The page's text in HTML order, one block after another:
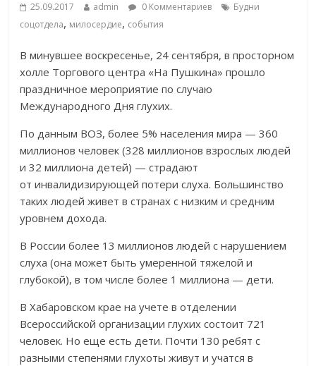
25.09.2017 admin 0 Комментариев
Будни
соцотдела, милосердие, события
В минувшее воскресенье, 24 сентября, в просторном
холле Торгового центра «На Пушкина» прошло
праздничное мероприятие по случаю
Международного Дня глухих.
По данным ВОЗ, более 5% населения мира — 360
миллионов человек (328 миллионов взрослых людей
и 32 миллиона детей) — страдают
от инвалидизирующей потери слуха. Большинство
таких людей живет в странах с низким и средним
уровнем дохода.
В России более 13 миллионов людей с нарушением
слуха (она может быть умеренной тяжелой и
глубокой), в том числе более 1 миллиона — дети.
В Хабаровском крае на учете в отделении
Всероссийской организации глухих состоит 721
человек. Но еще есть дети. Почти 130 ребят с
разными степенями глухоты живут и учатся в